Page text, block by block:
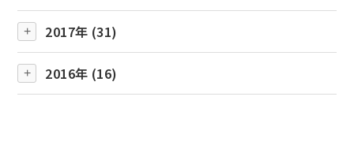
2017年 (31)
2016年 (16)